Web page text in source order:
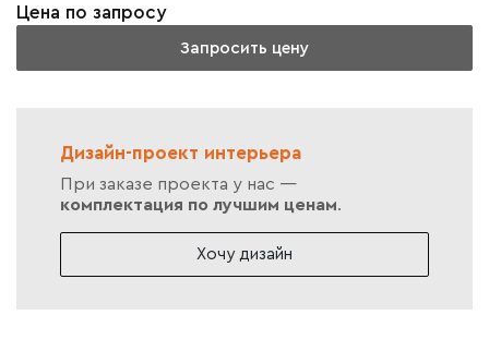
Цена по запросу
Запросить цену
Дизайн-проект интерьера
При заказе проекта у нас —
комплектация по лучшим ценам.
Хочу дизайн